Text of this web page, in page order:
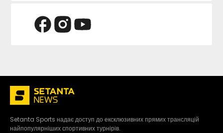
Setanta Sports надає доступ до ексклюзивних прямих трансляцій
найпопулярніших спортивних турнірів.